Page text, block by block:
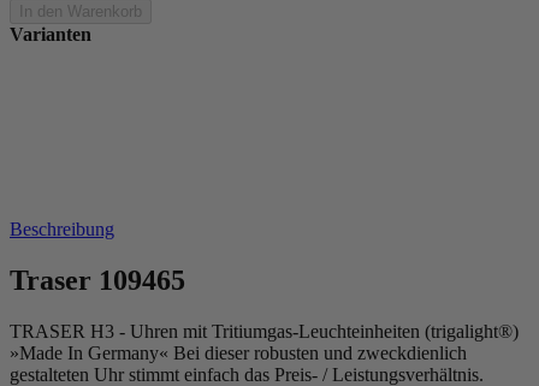
In den Warenkorb
Varianten
Beschreibung
Traser 109465
TRASER H3 - Uhren mit Tritiumgas-Leuchteinheiten (trigalight®)
»Made In Germany« Bei dieser robusten und zweckdienlich
gestalteten Uhr stimmt einfach das Preis- / Leistungsverhältnis.